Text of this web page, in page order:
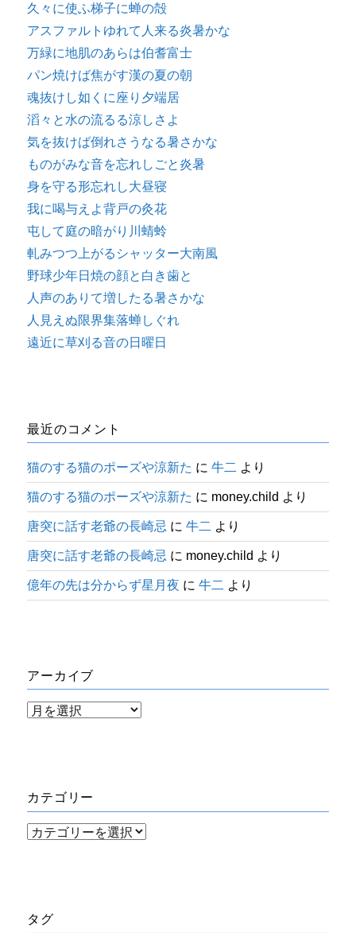
久々に使ふ梯子に蝉の殻
アスファルトゆれて人来る炎暑かな
万緑に地肌のあらは伯耆富士
パン焼けば焦がす漢の夏の朝
魂抜けし如くに座り夕端居
滔々と水の流るる涼しさよ
気を抜けば倒れさうなる暑さかな
ものがみな音を忘れしごと炎暑
身を守る形忘れし大昼寝
我に喝与えよ背戸の灸花
屯して庭の暗がり川蜻蛉
軋みつつ上がるシャッター大南風
野球少年日焼の顔と白き歯と
人声のありて増したる暑さかな
人見えぬ限界集落蝉しぐれ
遠近に草刈る音の日曜日
最近のコメント
猫のする猫のポーズや涼新た に牛二 より
猫のする猫のポーズや涼新た に money.child より
唐突に話す老爺の長崎忌 に牛二 より
唐突に話す老爺の長崎忌 に money.child より
億年の先は分からず星月夜 に牛二 より
アーカイブ
ア
ブ
カテゴリー
カ
ー
タグ